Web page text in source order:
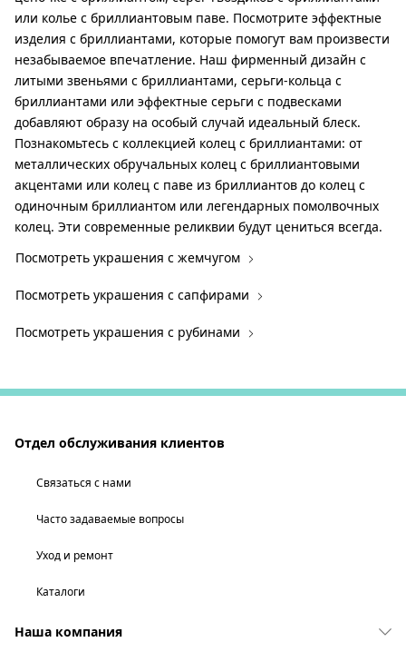
или колье с бриллиантовым паве. Посмотрите эффектные
изделия с бриллиантами, которые помогут вам произвести
незабываемое впечатление. Наш фирменный дизайн с
литыми звеньями с бриллиантами, серьги-кольца с
бриллиантами или эффектные серьги с подвесками
добавляют образу на особый случай идеальный блеск.
Познакомьтесь с коллекцией колец с бриллиантами: от
металлических обручальных колец с бриллиантовыми
акцентами или колец с паве из бриллиантов до колец с
одиночным бриллиантом или легендарных помолвочных
колец. Эти современные реликвии будут цениться всегда.
Посмотреть украшения с жемчугом
Посмотреть украшения с сапфирами
Посмотреть украшения с рубинами
Отдел обслуживания клиентов
Связаться с нами
Часто задаваемые вопросы
Уход и ремонт
Каталоги
Наша компания